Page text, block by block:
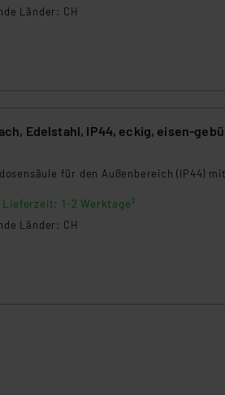
der mit der
Länder: CH
Edelstahl, IP44, eckig, eisen-
für den Außenbereich (IP44)
1-2 Werktage²
Länder: CH